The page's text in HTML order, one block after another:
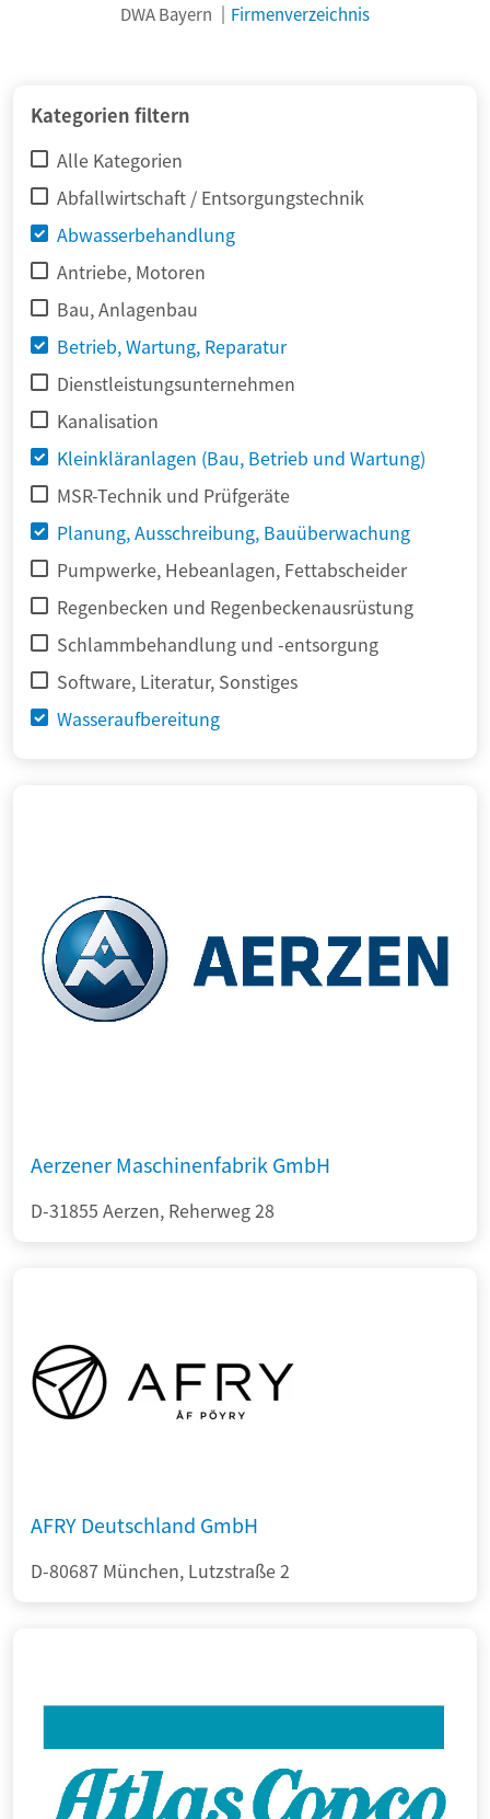
DWA Bayern Firmenverzeichnis
Kategorien filtern
Alle Kategorien
Abfallwirtschaft / Entsorgungstechnik
Abwasserbehandlung
Antriebe, Motoren
Bau, Anlagenbau
Betrieb, Wartung, Reparatur
Dienstleistungsunternehmen
Kanalisation
Kleinkläranlagen (Bau, Betrieb und Wartung)
MSR-Technik und Prüfgeräte
Planung, Ausschreibung, Bauüberwachung
Pumpwerke, Hebeanlagen, Fettabscheider
Regenbecken und Regenbeckenausrüstung
Schlammbehandlung und -entsorgung
Software, Literatur, Sonstiges
Wasseraufbereitung
Aerzener Maschinenfabrik GmbH
D-31855 Aerzen, Reherweg 28
AFRY Deutschland GmbH
D-80687 München, Lutzstraße 2